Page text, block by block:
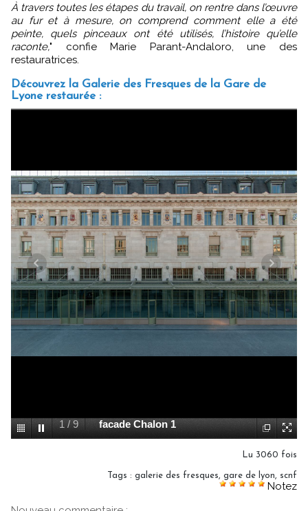
À travers toutes les étapes du travail, on rentre dans l’œuvre
au fur et à mesure, on comprend comment elle a été
peinte, quels pinceaux ont été utilisés, l’histoire qu’elle
raconte," confie Marie Parant-Andaloro, une des
restauratrices.
Découvrez la Galerie des Fresques de la Gare de
Lyone restaurée :
2 /9 restauration crédit AREP
Lu 3060 fois
Tags : galerie des fresques, gare de lyon, scnf
Notez